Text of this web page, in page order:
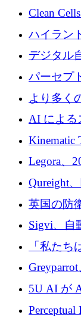
達
Clean
門知識に
ハイラン
規模拡大
ンドVIを
デジタル
パーセプ
ークの構
より多く
2026 年
ついて語
AI による
Intropy が
Kinematic
ンを得た
めに 58
Legora、
タートア
Qureight
ジング プ
リーズ B
英国の防
攻撃に対
を調達
Sigvi、自
ユーロを
「私た
会社です
者は言う
テリジェ
2,700 万
5U AI が
に 320 万